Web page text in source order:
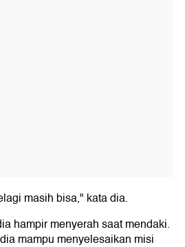
masih bisa," kata dia.
hampir menyerah saat mendaki.
mampu menyelesaikan misi